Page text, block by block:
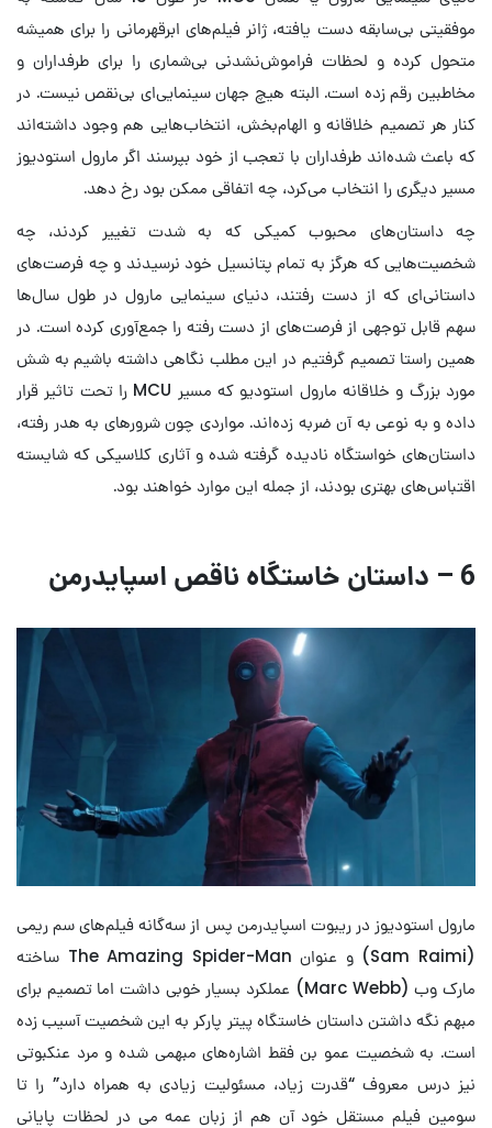
موفقیتی بی‌سابقه دست یافته، ژانر فیلم‌های ابرقهرمانی را برای همیشه
متحول کرده و لحظات فراموش‌نشدنی بی‌شماری را برای طرفداران و
مخاطبین رقم زده است. البته هیچ جهان سینمایی‌ای بی‌نقص نیست. در
کنار هر تصمیم خلاقانه و الهام‌بخش، انتخاب‌هایی هم وجود داشته‌اند
که باعث شده‌اند طرفداران با تعجب از خود بپرسند اگر مارول استودیوز
مسیر دیگری را انتخاب می‌کرد، چه اتفاقی ممکن بود رخ دهد.
چه داستان‌های محبوب کمیکی که به ‌شدت تغییر کردند، چه
شخصیت‌هایی که هرگز به تمام پتانسیل خود نرسیدند و چه فرصت‌های
داستانی‌ای که از دست رفتند، دنیای سینمایی مارول در طول سال‌ها
سهم قابل توجهی از فرصت‌های از دست ‌رفته را جمع‌آوری کرده است. در
همین راستا تصمیم گرفتیم در این مطلب نگاهی داشته باشیم به شش
مورد بزرگ و خلاقانه مارول استودیو که مسیر MCU را تحت تاثیر قرار
داده و به نوعی به آن ضربه زده‌اند. مواردی چون شرورهای به هدر رفته،
داستان‌های خواستگاه نادیده گرفته شده و آثاری کلاسیکی که شایسته
اقتباس‌های بهتری بودند، از جمله این موارد خواهند بود.
6 – داستان خاستگاه ناقص اسپایدرمن
مارول استودیوز در ریبوت اسپایدرمن پس از سه‌گانه فیلم‌های سم ریمی
(Sam Raimi) و عنوان The Amazing Spider-Man ساخته
مارک وب (Marc Webb) عملکرد بسیار خوبی داشت اما تصمیم برای
مبهم نگه داشتن داستان خاستگاه پیتر پارکر به این شخصیت آسیب زده
است. به شخصیت عمو بن فقط اشاره‌های مبهمی شده و مرد عنکبوتی
نیز درس معروف “قدرت زیاد، مسئولیت زیادی به همراه دارد” را تا
سومین فیلم مستقل خود آن هم از زبان عمه می در لحظات پایانی